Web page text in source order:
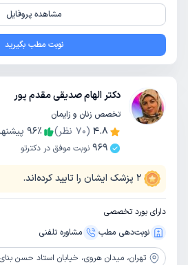
مشاهده پروفایل
نوبت مطب بگیرید
دکتر الهام صدیقی مقدم پور
تخصص زنان و زایمان
4.8
(
70 نظر) 96٪
969 نوبت موفق در دکترتو
2 پزشک ایشان را تایید کرده‌اند.
دارای بورد تخصصی
نوبت‌دهی مطب
مشاوره‌ تلفنی
تهران، میدان هروی، خیابان استاد حسن بنای شمالی، ضلع جنوبی میدان ملت، پلاک 110،